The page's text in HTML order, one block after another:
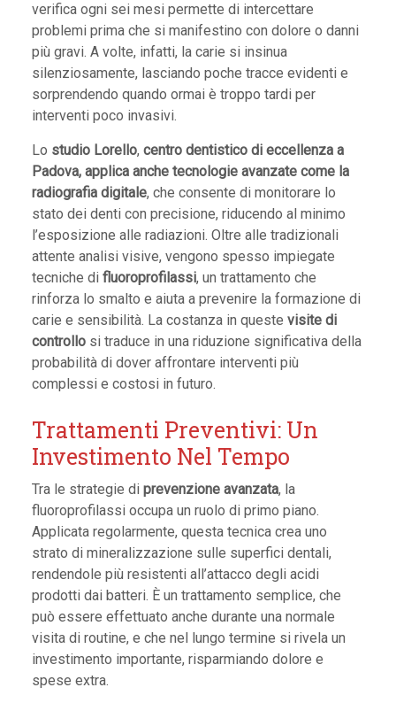
verifica ogni sei mesi permette di intercettare
problemi prima che si manifestino con dolore o danni
più gravi. A volte, infatti, la carie si insinua
silenziosamente, lasciando poche tracce evidenti e
sorprendendo quando ormai è troppo tardi per
interventi poco invasivi.
Lo studio Lorello, centro dentistico di eccellenza a
Padova, applica anche tecnologie avanzate come la
radiografia digitale, che consente di monitorare lo
stato dei denti con precisione, riducendo al minimo
l’esposizione alle radiazioni. Oltre alle tradizionali
attente analisi visive, vengono spesso impiegate
tecniche di fluoroprofilassi, un trattamento che
rinforza lo smalto e aiuta a prevenire la formazione di
carie e sensibilità. La costanza in queste visite di
controllo si traduce in una riduzione significativa della
probabilità di dover affrontare interventi più
complessi e costosi in futuro.
Trattamenti Preventivi: Un
Investimento Nel Tempo
Tra le strategie di prevenzione avanzata, la
fluoroprofilassi occupa un ruolo di primo piano.
Applicata regolarmente, questa tecnica crea uno
strato di mineralizzazione sulle superfici dentali,
rendendole più resistenti all’attacco degli acidi
prodotti dai batteri. È un trattamento semplice, che
può essere effettuato anche durante una normale
visita di routine, e che nel lungo termine si rivela un
investimento importante, risparmiando dolore e
spese extra.